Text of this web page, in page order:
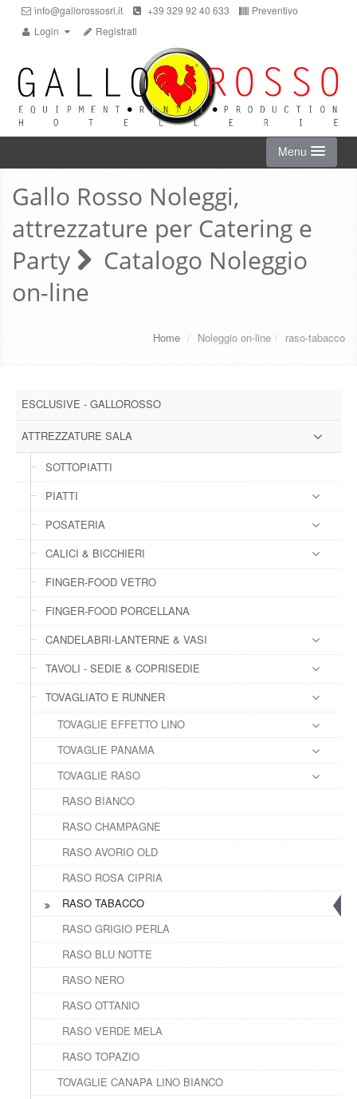
info@gallorossosrl.it +39 329 92 40 633
Preventivo
Login
Registrati
Menu
HOME
NOLEGGIO ON-LINE
CHI SIAMO
CONTATTI
FAQs
REGISTRATI
Gallo Rosso Noleggi,
attrezzature per Catering e
Party
Catalogo Noleggio
on-line
Home / Noleggio on-line / raso-tabacco
ESCLUSIVE - GALLOROSSO
ATTREZZATURE SALA
SOTTOPIATTI
PIATTI
POSATERIA
CALICI & BICCHIERI
FINGER-FOOD VETRO
FINGER-FOOD PORCELLANA
CANDELABRI-LANTERNE & VASI
TAVOLI - SEDIE & COPRISEDIE
TOVAGLIATO E RUNNER
TOVAGLIE EFFETTO LINO
TOVAGLIE PANAMA
TOVAGLIE RASO
RASO BIANCO
RASO CHAMPAGNE
RASO AVORIO OLD
RASO ROSA CIPRIA
RASO TABACCO
RASO GRIGIO PERLA
RASO BLU NOTTE
RASO NERO
RASO OTTANIO
RASO VERDE MELA
RASO TOPAZIO
TOVAGLIE CANAPA LINO BIANCO